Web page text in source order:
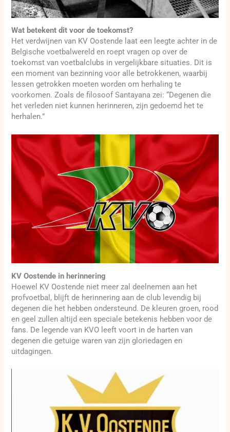
Wat betekent dit voor de toekomst?
Het verdwijnen van KV Oostende laat een leegte achter in de
Belgische voetbalwereld en roept vragen op over de
toekomst van voetbalclubs in vergelijkbare situaties. Dit is
een moment van bezinning voor alle betrokkenen, waarbij
lessen getrokken moeten worden om herhaling te
voorkomen. Zoals de filosoof Santayana zei: “Degenen die
het verleden niet kunnen herinneren, zijn gedoemd het te
herhalen.”
KV Oostende in herinnering
Hoewel KV Oostende niet meer zal deelnemen aan het
profvoetbal, blijft de herinnering aan de club levendig bij
degenen die het hebben ondersteund. De kleuren groen, rood
en geel zullen altijd een speciale betekenis hebben voor de
fans. De legende van KVO leeft voort in de harten van
degenen die getuige waren van zijn gloriedagen en
uitdagingen.